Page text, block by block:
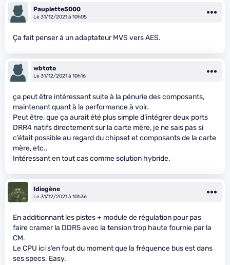
Paupiette5000
Le 31/12/2021 à 10h05
Ça fait penser à un adaptateur MVS vers AES.
wbtoto
Le 31/12/2021 à 10h16
ça peut être intéressant suite à la pénurie des composants,
maintenant quant à la performance à voir.
Peut être, que ça aurait été plus simple d’intégrer deux ports
DRR4 natifs directement sur la carte mère, je ne sais pas si
c’était possible au regard du chipset et composants de la carte
mère, etc..
Intéressant en tout cas comme solution hybride.
Idiogène
Le 31/12/2021 à 10h36
En additionnant les pistes + module de régulation pour pas
faire cramer la DDR5 avec la tension trop haute fournie par la
CM.
Le CPU ici s’en fout du moment que la fréquence bus est dans
ses specs. Easy.